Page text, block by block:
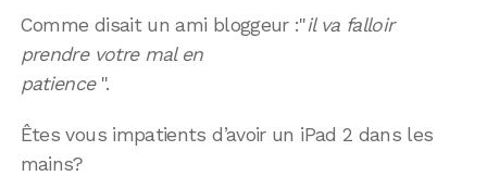
Comme disait un ami bloggeur :"il va falloir
prendre votre mal en
patience".
Êtes vous impatients d’avoir un iPad 2 dans les
mains?